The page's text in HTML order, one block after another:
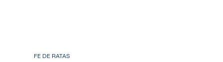
FE DE RATAS